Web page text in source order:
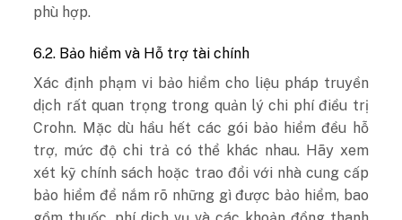
phù hợp.
6.2. Bảo hiểm và Hỗ trợ tài chính
Xác định phạm vi bảo hiểm cho liệu pháp truyền
dịch rất quan trọng trong quản lý chi phí điều trị
Crohn. Mặc dù hầu hết các gói bảo hiểm đều hỗ
trợ, mức độ chi trả có thể khác nhau. Hãy xem
xét kỹ chính sách hoặc trao đổi với nhà cung cấp
bảo hiểm để nắm rõ những gì được bảo hiểm, bao